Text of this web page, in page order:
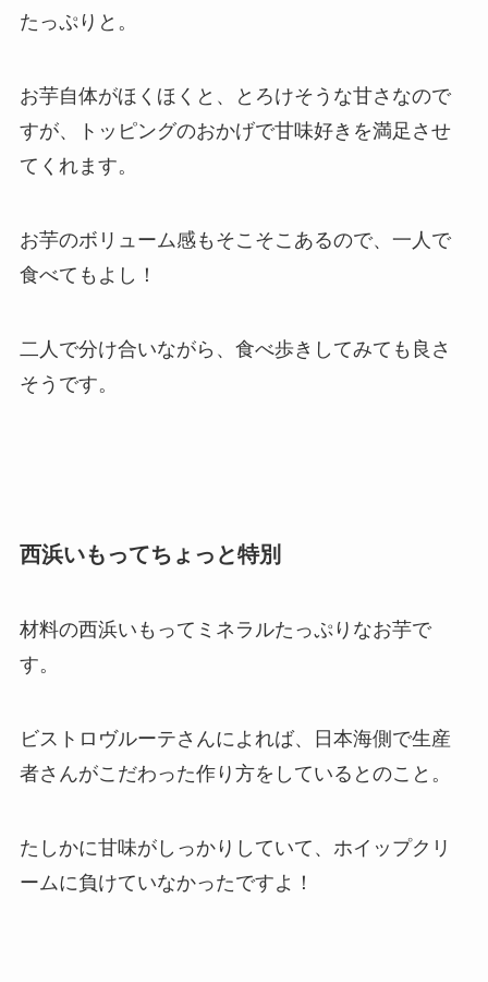
たっぷりと。
お芋自体がほくほくと、とろけそうな甘さなので
すが、トッピングのおかげで甘味好きを満足させ
てくれます。
お芋のボリューム感もそこそこあるので、一人で
食べてもよし！
二人で分け合いながら、食べ歩きしてみても良さ
そうです。
西浜いもってちょっと特別
材料の西浜いもってミネラルたっぷりなお芋で
す。
ビストロヴルーテさんによれば、日本海側で生産
者さんがこだわった作り方をしているとのこと。
たしかに甘味がしっかりしていて、ホイップクリ
ームに負けていなかったですよ！